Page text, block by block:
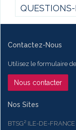
Contactez-Nous
Utilisez le formulaire
Nous contacter
Nos Sites
BTSG² ILE-DE-FRANCE